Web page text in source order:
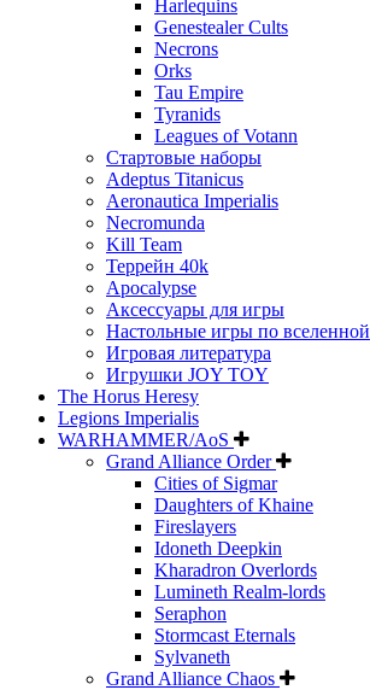
Harlequins
Genestealer Cults
Necrons
Orks
Tau Empire
Tyranids
Leagues of Votann
Стартовые наборы
Adeptus Titanicus
Aeronautica Imperialis
Necromunda
Kill Team
Террейн 40k
Apocalypse
Аксессуары для игры
Настольные игры по вселенной
Игровая литература
Игрушки JOY TOY
The Horus Heresy
Legions Imperialis
WARHAMMER/AoS
Grand Alliance Order
Cities of Sigmar
Daughters of Khaine
Fireslayers
Idoneth Deepkin
Kharadron Overlords
Lumineth Realm-lords
Seraphon
Stormcast Eternals
Sylvaneth
Grand Alliance Chaos